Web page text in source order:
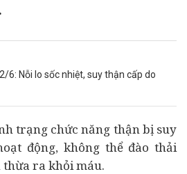
6: Nỗi lo sốc nhiệt, suy thận cấp do
trạng chức năng thận bị suy
động, không thể đào thải
thừa ra khỏi máu.